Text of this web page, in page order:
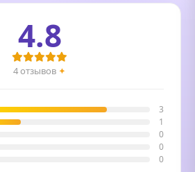
4.8
4 отзывов ✦
3
1
0
0
0